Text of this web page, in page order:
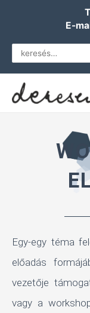
E-
Search
for:
Egy-egy téma
előadás
vezetője
vagy a